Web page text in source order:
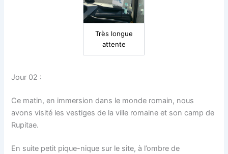
Très longue
attente
Jour 02 :
Ce matin, en immersion dans le monde romain, nous
avons visité les vestiges de la ville romaine et son camp de
Rupitae.
En suite petit pique-nique sur le site, à l’ombre de